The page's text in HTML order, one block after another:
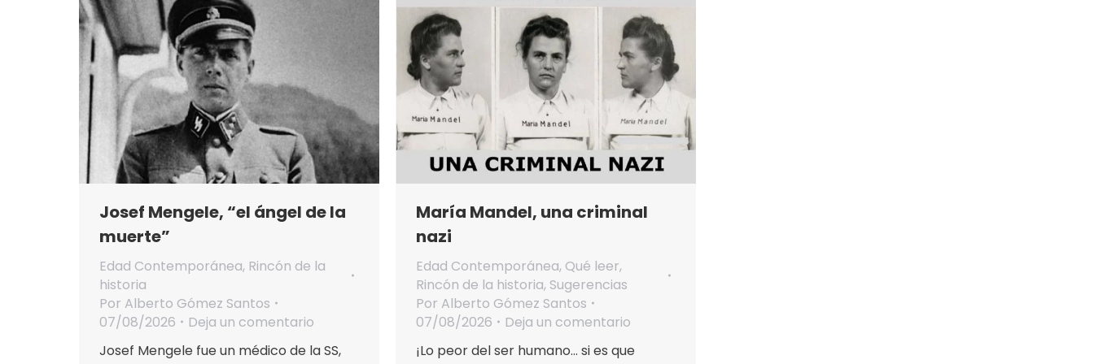
Josef Mengele, “el ángel de la
muerte”
Edad Contemporánea, Rincón de la
historia
Por Alberto Gómez Santos
07/08/2026
Deja un comentario
Josef Mengele fue un médico de la SS,
María Mandel, una criminal
nazi
Edad Contemporánea, Qué leer,
Rincón de la historia, Sugerencias
Por Alberto Gómez Santos
07/08/2026
Deja un comentario
¡Lo peor del ser humano… si es que